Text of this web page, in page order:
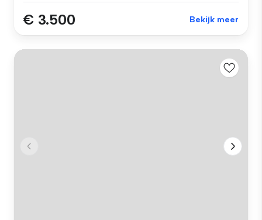
€ 3.500 Bekijk meer